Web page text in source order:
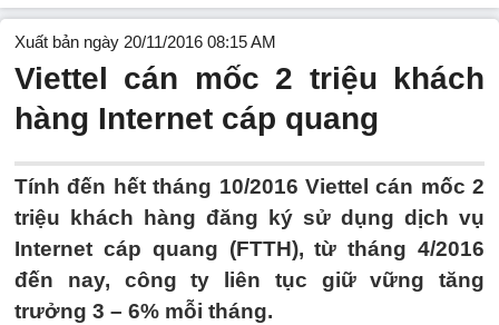
Xuất bản ngày 20/11/2016 08:15 AM
Viettel cán mốc 2 triệu khách
hàng Internet cáp quang
Tính đến hết tháng 10/2016 Viettel cán mốc 2
triệu khách hàng đăng ký sử dụng dịch vụ
Internet cáp quang (FTTH), từ tháng 4/2016
đến nay, công ty liên tục giữ vững tăng
trưởng 3 – 6% mỗi tháng.